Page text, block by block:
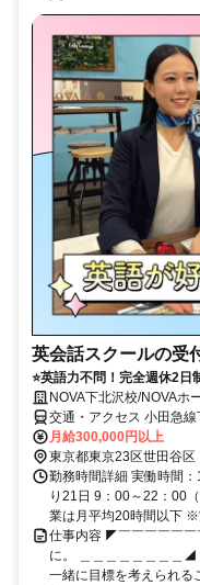
英会話スクールの受
⭐英語力不問！完全週休2
NOVA下北沢校/NOVAホ
交通・アクセス 小田急
口より徒歩1分。無印良
様向かいのビル2F。
月給300,000円以上
東京都東京23区世田谷区
勤務時間詳細 実働時間
り21日 9：00～22：00
業は月平均20時間以下
仕事内容 ◤￣￣￣￣￣￣
に。 ＿＿＿＿＿＿＿＿◢
一緒に目標を考えられる